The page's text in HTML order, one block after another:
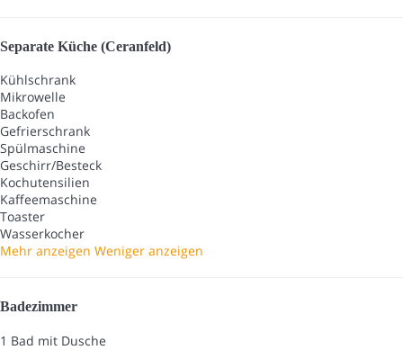
Separate Küche (Ceranfeld)
Kühlschrank
Mikrowelle
Backofen
Gefrierschrank
Spülmaschine
Geschirr/Besteck
Kochutensilien
Kaffeemaschine
Toaster
Wasserkocher
Mehr anzeigen Weniger anzeigen
Badezimmer
1 Bad mit Dusche